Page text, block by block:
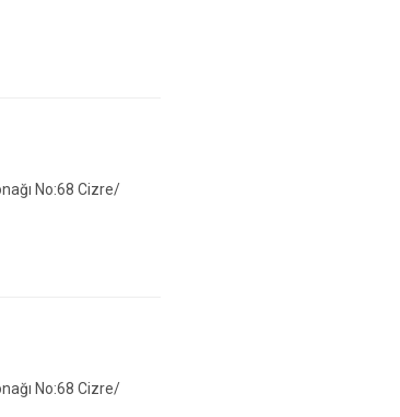
No:68 Cizre/
No:68 Cizre/